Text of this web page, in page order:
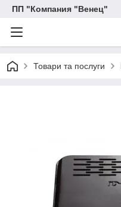
ПП "Компания "Венец"
Товари та послуги